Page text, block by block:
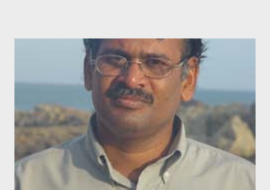
அதிகமாக்கும். கொல்லாது. ஒரு கனவை மீட்டெடுப்பதன் நோக்கம்
என்னவாக இருக்கும்? கவிதையின் அரூப இயக்கத்தை பொதுவயமாக
வடிக்க முயல்வதும் அதற்கே. கோயில் கருவறையின்
மென்வெளிச்சத்தில் நுண்பேசியின் படக்கருவியை இயக்கி சாத்தி
வைத்து விட்டு இயக்கத்தை அறிவோம். அறிதல் அபச்சாரமில்லை.
பயணப் படிமம் என்பது காக்னிடிவ் பொயடிக்ஸ் எனும் சமகால
விமர்சனத்தின் ஒரு முக்கிய கருவி. இக்கருவியை மனுஷ்யபுத்திரனின்
“காலை வணக்கங்கள்” எனும் ஒரு கவிதையில் சொருகப் போகிறோம்.
முதலில் கருவியை பழகுவோம். அன்றாட மொழியில் ஒன்று ம...